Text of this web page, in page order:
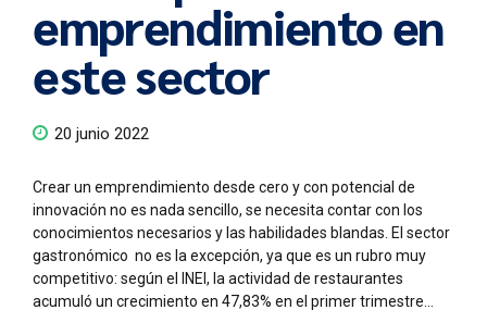
emprendimiento en
este sector
20 junio 2022
Crear un emprendimiento desde cero y con potencial de
innovación no es nada sencillo, se necesita contar con los
conocimientos necesarios y las habilidades blandas. El sector
gastronómico no es la excepción, ya que es un rubro muy
competitivo: según el INEI, la actividad de restaurantes
acumuló un crecimiento en 47,83% en el primer trimestre...